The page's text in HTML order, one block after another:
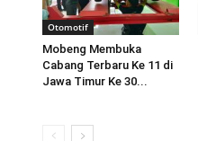
Otomotif
Mobeng Membuka
Cabang Terbaru Ke 11 di
Jawa Timur Ke 30...